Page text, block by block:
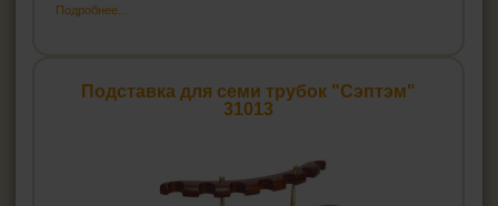
Подробнее...
Подставка для семи трубок "Сэптэм"
31013